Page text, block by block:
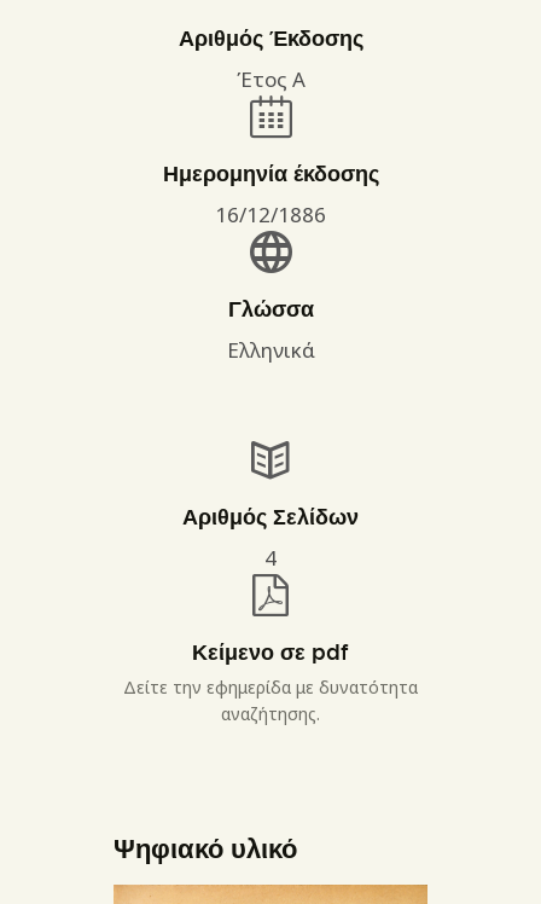
Αριθμός Έκδοσης
Έτος Α
Ημερομηνία έκδοσης
16/12/1886
Γλώσσα
Ελληνικά
Αριθμός Σελίδων
4
Κείμενο σε pdf
Δείτε την εφημερίδα με δυνατότητα
αναζήτησης.
Ψηφιακό υλικό